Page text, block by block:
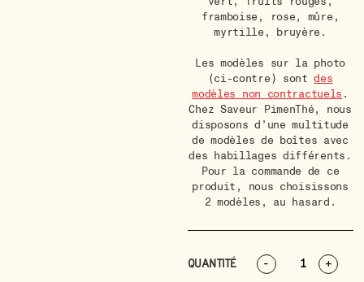
framboise, rose, mûre,
myrtille, bruyère.
Les modèles sur la photo
(ci-contre) sontdes
modèles non contractuels .
Chez Saveur PimenThé, nous
disposons d’une multitude
de modèles de boîtes avec
des habillages différents.
Pour la commande de ce
produit, nous choisissons
2 modèles, au hasard.
QUANTITÉ - +